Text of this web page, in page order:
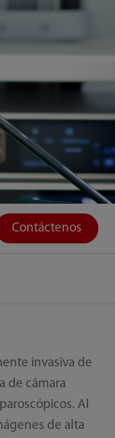
Contáctenos
invasiva de
de cámara
Al
de alta